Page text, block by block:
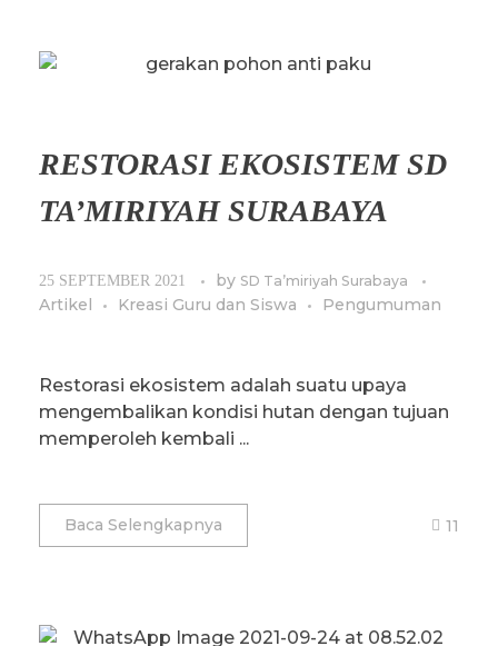
RESTORASI EKOSISTEM SD
TA’MIRIYAH SURABAYA
25 SEPTEMBER 2021 by SD Ta’miriyah Surabaya
Artikel Kreasi Guru dan Siswa Pengumuman
Restorasi ekosistem adalah suatu upaya
mengembalikan kondisi hutan dengan tujuan
memperoleh kembali ...
Baca Selengkapnya 11